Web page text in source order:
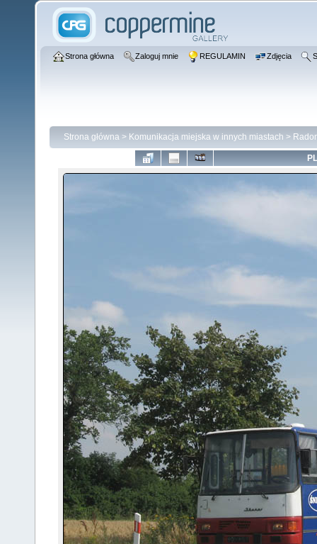
Strona główna Zaloguj mnie REGULAMIN Zdjęcia
Strona główna > Komunikacja miejska w innych miastach >